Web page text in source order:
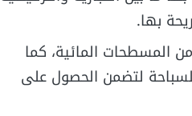
بها.
24.000 متر من المسطحات المائية، كما
لتضمن الحصول على